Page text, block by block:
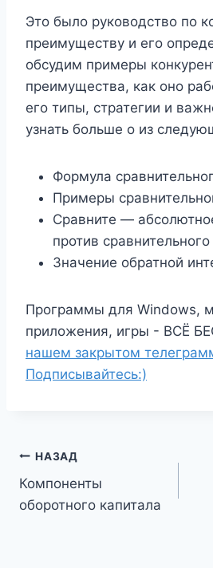
Это было руководство по
преимуществу и его
обсудим примеры
преимущества, как оно
его типы, стратегии и
узнать больше о из
Формула
Примеры
Сравните —
против
Значение обратной
Программы для Windows,
приложения, игры - ВСЁ
нашем закрытом
Подписывайтесь:)
Навигация
по
НАЗАД
Компоненты
оборотного капитала